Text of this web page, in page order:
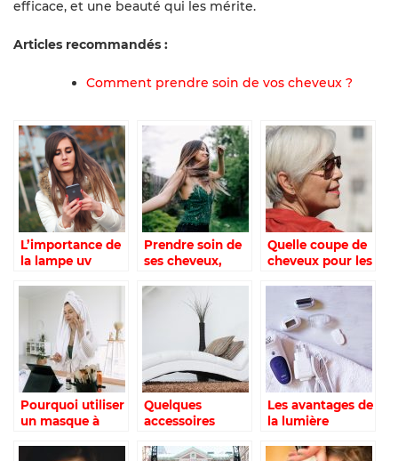
efficace, et une beauté qui les mérite.
Articles recommandés :
Comment prendre soin de vos cheveux ?
L’importance de
la lampe uv
belle manucure
Prendre soin de
ses cheveux,
Quelle coupe de
cheveux pour les
Pourquoi utiliser
un masque à
Quelques
accessoires
le bien-être
Les avantages de
la lumière